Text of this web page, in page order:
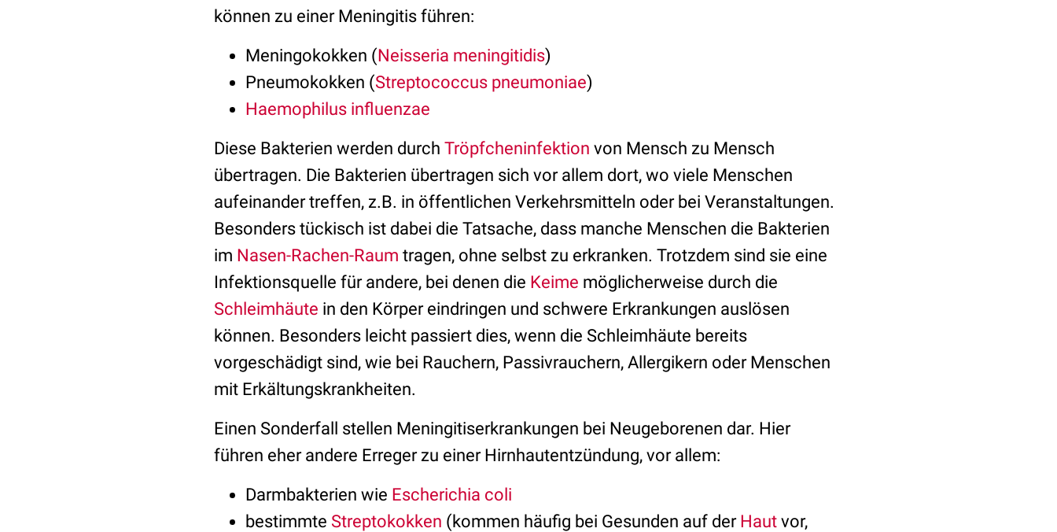
können zu einer Meningitis führen:
Meningokokken (Neisseria meningitidis)
Pneumokokken (Streptococcus pneumoniae)
Haemophilus influenzae
Diese Bakterien werden durch Tröpfcheninfektion von Mensch zu Mensch
übertragen. Die Bakterien übertragen sich vor allem dort, wo viele Menschen
aufeinander treffen, z.B. in öffentlichen Verkehrsmitteln oder bei Veranstaltungen.
Besonders tückisch ist dabei die Tatsache, dass manche Menschen die Bakterien
im Nasen-Rachen-Raum tragen, ohne selbst zu erkranken. Trotzdem sind sie eine
Infektionsquelle für andere, bei denen die Keime möglicherweise durch die
Schleimhäute in den Körper eindringen und schwere Erkrankungen auslösen
können. Besonders leicht passiert dies, wenn die Schleimhäute bereits
vorgeschädigt sind, wie bei Rauchern, Passivrauchern, Allergikern oder Menschen
mit Erkältungskrankheiten.
Einen Sonderfall stellen Meningitiserkrankungen bei Neugeborenen dar. Hier
führen eher andere Erreger zu einer Hirnhautentzündung, vor allem:
Darmbakterien wie Escherichia coli
bestimmte Streptokokken (kommen häufig bei Gesunden auf der Haut vor,